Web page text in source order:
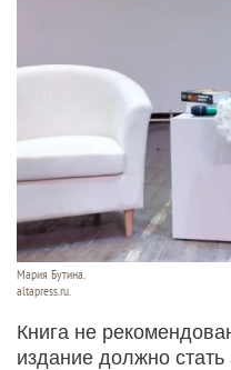
Мария Бутина.
altapress.ru.
Книга не
издание должно